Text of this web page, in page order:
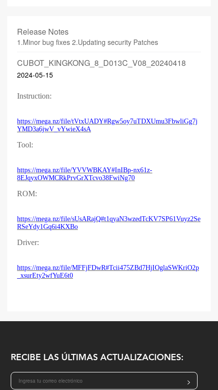
Release Notes
1.Minor bug fixes 2.Updating security Patches
CUBOT_KINGKONG_8_D013C_V08_20240418
2024-05-15
Instruction:
https://mega.nz/file/tVtxUADY#Rgw5oy7uTDXUmu3FbwliGg7j
YMD3a6jwV_vYwieX4sA
Tool:
https://mega.nz/file/YVVWBKAY#InIBp-nx61z-
8EJqyxOWMCRkPrvGrXTcvo38FwiNg70
ROM:
https://mega.nz/file/sUsARajQ#t1qyaN3wzedTcKV7SP61Vuyz2Se
RSeYdy1Gq6i4KXBo
Driver:
https://mega.nz/file/MFFjFDwR#Tcii475ZBd7HjIOglaSWKriO2p
_xsurEty2wfYuE6t0
RECIBE LAS ÚLTIMAS ACTUALIZACIONES:
>